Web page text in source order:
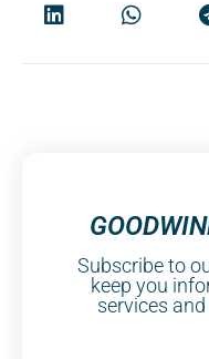
Subscribe to
keep you
services